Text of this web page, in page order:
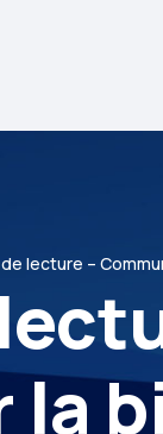
lecture –
la